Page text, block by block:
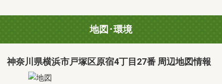
地図･環境
神奈川県横浜市戸塚区原宿4丁目27番 周辺地図情報